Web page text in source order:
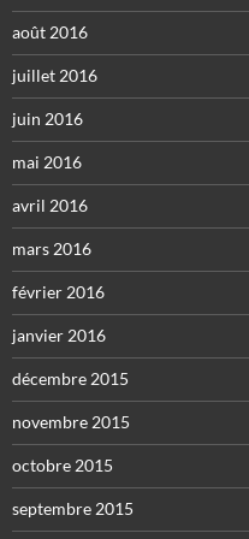
août 2016
juillet 2016
juin 2016
mai 2016
avril 2016
mars 2016
février 2016
janvier 2016
décembre 2015
novembre 2015
octobre 2015
septembre 2015